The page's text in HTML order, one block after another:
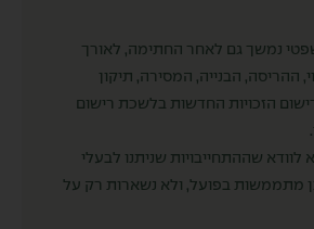
נמשך גם לאחר החתימה, לאורך
ההריסה, הבנייה, המסירה, תיקון
הזכויות החדשות בלשכת רישום
שההתחייבויות שניתנו לבעלי
מתממשות בפועל, ולא נשארות רק על